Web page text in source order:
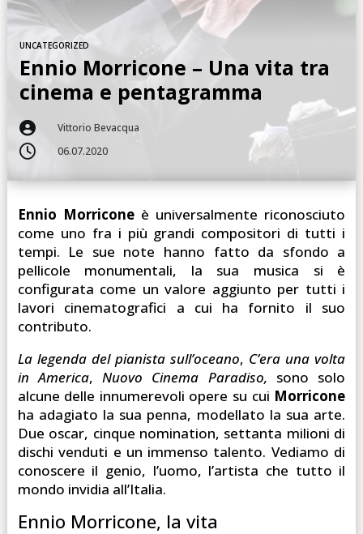
UNCATEGORIZED
Ennio Morricone – Una vita tra
cinema e pentagramma
 Vittorio Bevacqua
 06.07.2020
Ennio Morriconeè universalmente riconosciuto
come uno fra i più grandi compositori di tutti i
tempi. Le sue note hanno fatto da sfondo a
pellicole monumentali, la sua musica si è
configurata come un valore aggiunto per tutti i
lavori cinematografici a cui ha fornito il suo
contributo.
La legenda del pianista sull’oceano, C’era una volta
in America,Nuovo Cinema Paradiso, sono solo
alcune delle innumerevoli opere su cui Morricone
ha adagiato la sua penna, modellato la sua arte.
Due oscar, cinque nomination, settanta milioni di
dischi venduti e un immenso talento. Vediamo di
conoscere il genio, l’uomo, l’artista che tutto il
mondo invidia all’Italia.
Ennio Morricone, la vita